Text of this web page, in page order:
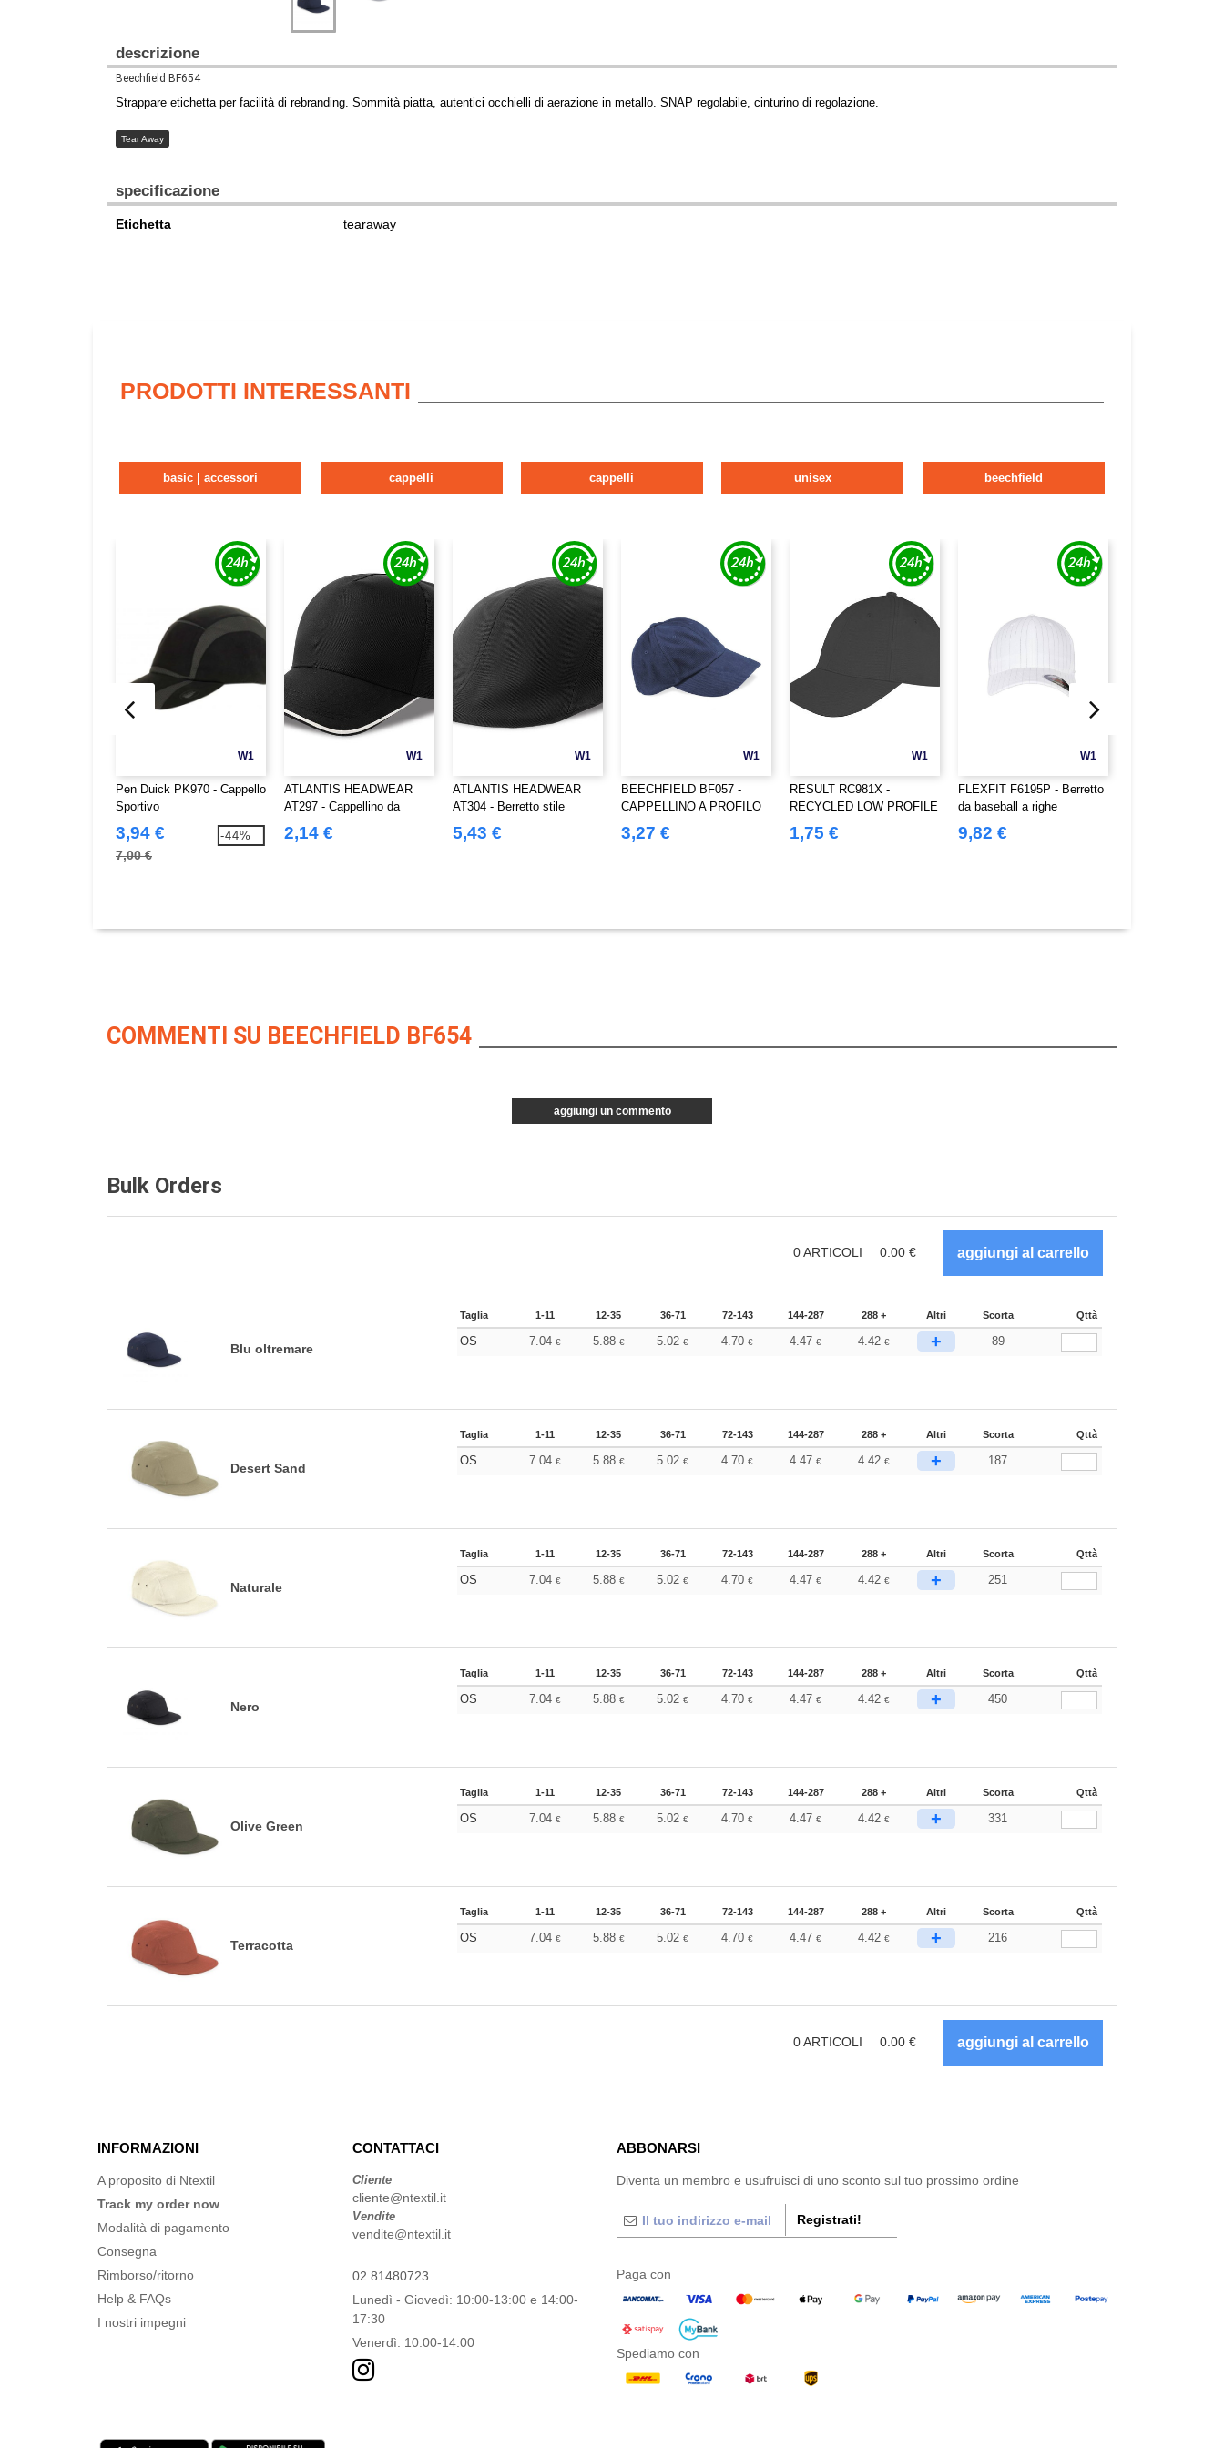
descrizione
Beechfield BF654
Strappare etichetta per facilità di rebranding. Sommità piatta, autentici occhielli di aerazione in metallo. SNAP regolabile, cinturino di regolazione.
Tear Away
specificazione
Etichetta tearaway
PRODOTTI INTERESSANTI
basic | accessori cappelli cappelli unisex beechfield
W1
Pen Duick PK970 - Cappello
Sportivo
3,94 €
7,00 €
-44%
W1
ATLANTIS HEADWEAR
AT297 - Cappellino da
2,14 €
W1
ATLANTIS HEADWEAR
AT304 - Berretto stile
5,43 €
W1
BEECHFIELD BF057 -
CAPPELLINO A PROFILO
PESANTE SPAZZOLATO
3,27 €
W1
RESULT RC981X -
RECYCLED LOW PROFILE
1,75 €
W1
FLEXFIT F6195P - Berretto
da baseball a righe
9,82 €
COMMENTI SU BEECHFIELD BF654
aggiungi un commento
Bulk Orders
0ARTICOLI 0.00 €
Blu oltremare
Taglia 1-11 12-35 36-71 72-143 144-287 288 + Altri Scorta Qttà
OS 7.04 € 5.88 € 5.02€ 4.70€ 4.47€ 4.42€ + 89
Desert Sand
Taglia 1-11 12-35 36-71 72-143 144-287 288 + Altri Scorta Qttà
OS 7.04 € 5.88 € 5.02€ 4.70€ 4.47€ 4.42€ + 187
Naturale
Taglia 1-11 12-35 36-71 72-143 144-287 288 + Altri Scorta Qttà
OS 7.04 € 5.88 € 5.02€ 4.70€ 4.47€ 4.42€ + 251
Nero
Taglia 1-11 12-35 36-71 72-143 144-287 288 + Altri Scorta Qttà
OS 7.04 € 5.88 € 5.02€ 4.70€ 4.47€ 4.42€ + 450
Olive Green
Taglia 1-11 12-35 36-71 72-143 144-287 288 + Altri Scorta Qttà
OS 7.04 € 5.88 € 5.02€ 4.70€ 4.47€ 4.42€ + 331
Terracotta
Taglia 1-11 12-35 36-71 72-143 144-287 288 + Altri Scorta Qttà
OS 7.04 € 5.88 € 5.02€ 4.70€ 4.47€ 4.42€ + 216
0ARTICOLI 0.00 €
INFORMAZIONI
A proposito di Ntextil
Track my order now
Modalità di pagamento
Consegna
Rimborso/ritorno
Help & FAQs
I nostri impegni
CONTATTACI
Cliente
cliente@ntextil.it
Vendite
vendite@ntextil.it
02 81480723
Lunedì - Giovedì: 10:00-13:00 e 14:00-
17:30
Venerdì: 10:00-14:00
ABBONARSI
Diventa un membro e usufruisci di uno sconto sul tuo prossimo ordine
Registrati!
Paga con
Spediamo con